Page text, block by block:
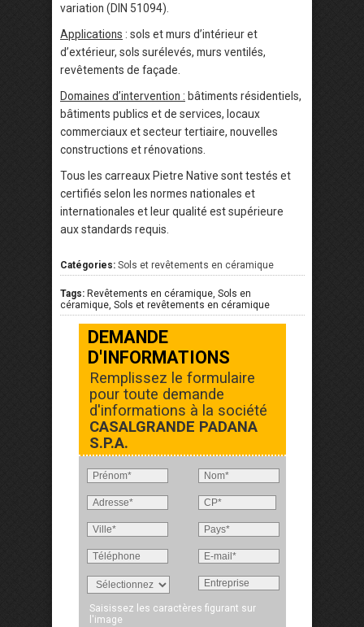
variation (DIN 51094).
Applications : sols et murs d’intérieur et
d’extérieur, sols surélevés, murs ventilés,
revêtements de façade.
Domaines d’intervention : bâtiments résidentiels,
bâtiments publics et de services, locaux
commerciaux et secteur tertiaire, nouvelles
constructions et rénovations.
Tous les carreaux Pietre Native sont testés et
certifiés selon les normes nationales et
internationales et leur qualité est supérieure
aux standards requis.
Catégories: Sols et revêtements en céramique
Tags: Revêtements en céramique, Sols en
céramique, Sols et revêtements en céramique
DEMANDE
D'INFORMATIONS
Remplissez le formulaire
pour toute demande
d'informations à la société
CASALGRANDE PADANA
S.P.A.
Saisissez les caractères figurant sur
l'image